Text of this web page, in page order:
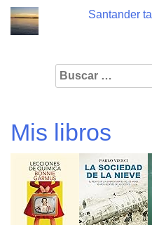
Santander
Buscar:
Mis libros